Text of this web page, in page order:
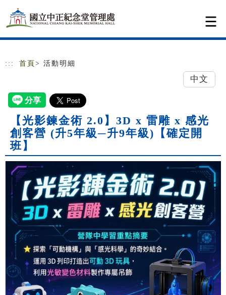
跳到主要內容
網站導覽
::: 首頁 > 活動明細
中文
【光影鍊金術 2.0】3D x 雷雕 x 感光
創客營 (升5年級─升9年級)【確定開
班】